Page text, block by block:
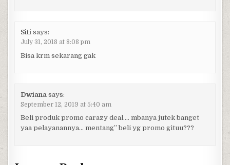
Siti says:
July 31, 2018 at 8:08 pm
Bisa krm sekarang gak
Dwiana says:
September 12, 2019 at 5:40 am
Beli produk promo carazy deal…. mbanya jutek banget
yaa pelayanannya… mentang” beli yg promo gituu???